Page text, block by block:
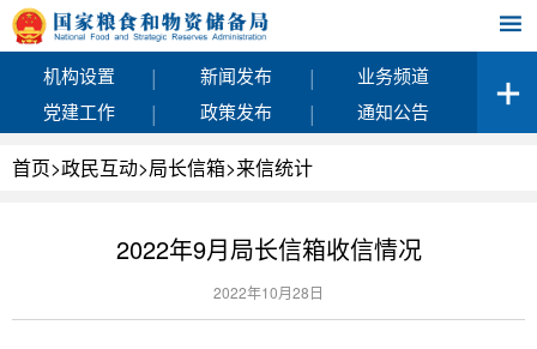
机构设置 | 新闻发布 |
业务频道
党建工作
| 政策发布 | 通知公告
首页>政民互动>局长信箱>来信统计
2022年9月局长信箱收信情况
2022年10月28日